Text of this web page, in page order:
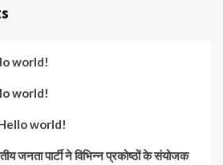
world!
world!
world!
जनता पार्टी ने विभिन्न प्रकोष्ठों के संयोजक